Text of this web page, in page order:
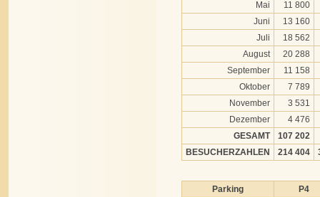
Mai
11 800
Juni
13 160
Juli
18 562
August
20 288
September
11 158
Oktober
7 789
November
3 531
Dezember
4 476
GESAMT
107 202
BESUCHERZAHLEN
214 404
Parking
P4